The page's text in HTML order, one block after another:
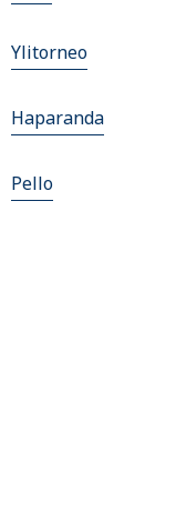
Ylitorneo
Haparanda
Pello